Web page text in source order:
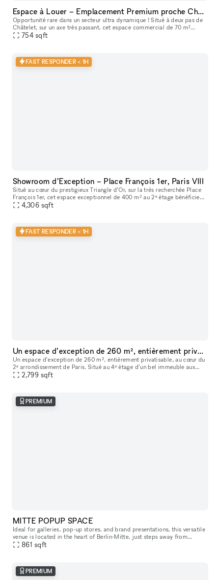
Espace à Louer – Emplacement Premium proche Châtelet
Opportunité rare dans un secteur ultra dynamique ! Situé à deux pas de
Châtelet, sur un axe très passant, cet espace commercial de 70 m²
bénéficie de la clientèle de RETRO, qui a fait ses preuves d
754 sqft
FAST RESPONDER < 1H
Showroom d’Exception – Place François 1er, Paris VIII
Situé au cœur du prestigieux Triangle d’Or, sur la très recherchée Place
François 1er, cet espace exceptionnel de 400 m² au 2ᵉ étage bénéficie
d’un emplacement premium à quelques pas seulement de la
4,306 sqft
FAST RESPONDER < 1H
Un espace d’exception de 260 m², entièrement privatisable, au cœur du 2ᵉ arrondissement de Paris
Un espace d’exception de 260 m², entièrement privatisable, au cœur du
2ᵉ arrondissement de Paris. Situé au 4ᵉ étage d’un bel immeuble aux
grandes huisseries, ce nouvel espace entièrement vitré est ba
2,799 sqft
PREMIUM
MITTE POPUP SPACE
Ideal for galleries, pop-up stores, and brand presentations, this versatile
venue is located in the heart of Berlin-Mitte, just steps away from
861 sqft
PREMIUM